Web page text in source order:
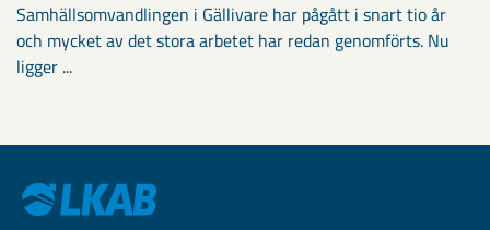
Samhällsomvandlingen i Gällivare har pågått i snart tio år
och mycket av det stora arbetet har redan genomförts. Nu
ligger ...